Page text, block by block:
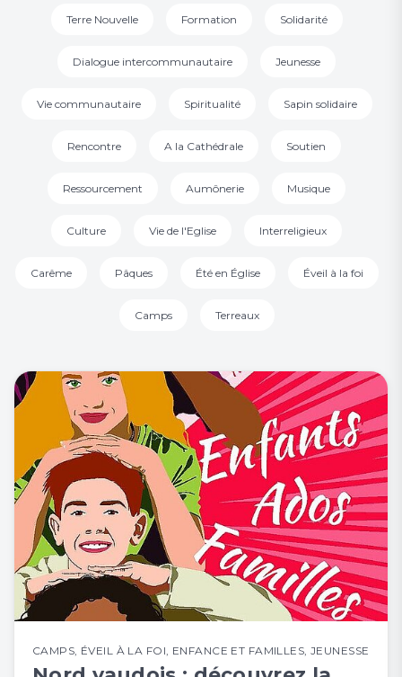
Terre Nouvelle Formation Solidarité
Dialogue intercommunautaire Jeunesse
Vie communautaire Spiritualité Sapin solidaire
Rencontre A la Cathédrale Soutien
Ressourcement Aumônerie Musique
Culture Vie de l'Eglise Interreligieux
Carême Pâques Été en Église Éveil à la foi
Camps Terreaux
CAMPS ÉVEIL À LA FOI ENFANCE ET FAMILLES JEUNESSE